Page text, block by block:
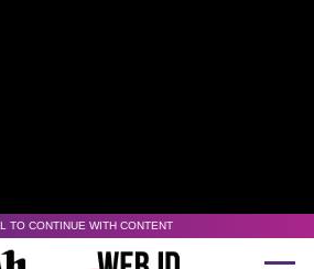
TO CONTINUE WITH CONTENT